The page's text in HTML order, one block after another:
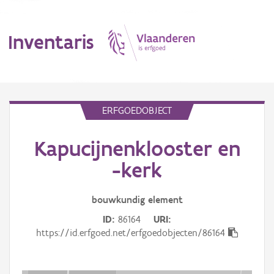
Inventaris
Erfgoedobject
ERFGOEDOBJECT
Kapucijnenklooster en
-kerk
bouwkundig element
ID 86164
URI
https://id.erfgoed.net/erfgoedobjecten/86164